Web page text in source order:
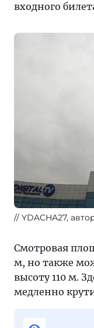
входного
YDACHA27,
Смотровая
м, но также
высоту 110 м.
медленно